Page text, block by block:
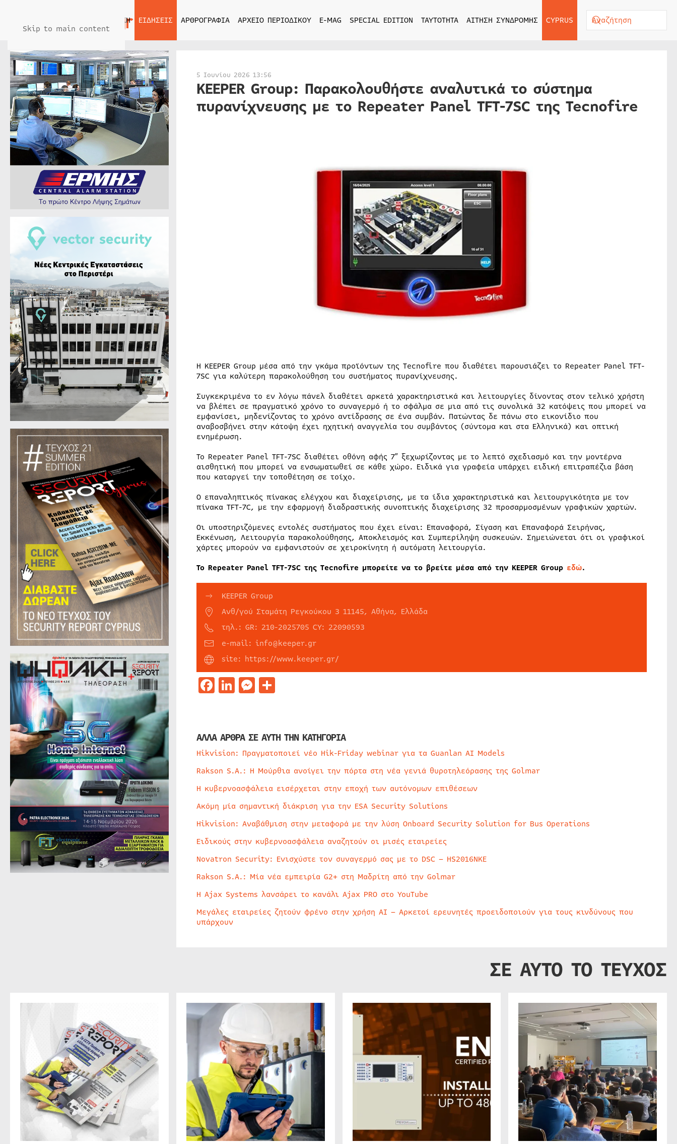
Skip to main content
ΑΡΧΙΚΗ ΕΙΔΗΣΕΙΣ ΑΡΘΡΟΓΡΑΦΙΑ ΑΡΧΕΙΟ ΠΕΡΙΟΔΙΚΟΥ E-MAG SPECIAL EDITION ΤΑΥΤΟΤΗΤΑ ΑΙΤΗΣΗ ΣΥΝΔΡΟΜΗΣ CYPRUS
5 Ιουνίου 2026 13:56
KEEPER Group: Παρακολουθήστε αναλυτικά το σύστημα
πυρανίχνευσης με το Repeater Panel TFT-7SC της Tecnofire
Η KEEPER Group μέσα από την γκάμα προϊόντων της Tecnofire που διαθέτει παρουσιάζει το Repeater Panel TFT-
7SC για καλύτερη παρακολούθηση του συστήματος πυρανίχνευσης.
Συγκεκριμένα το εν λόγω πάνελ διαθέτει αρκετά χαρακτηριστικά και λειτουργίες δίνοντας στον τελικό χρήστη
να βλέπει σε πραγματικό χρόνο το συναγερμό ή το σφάλμα σε μια από τις συνολικά 32 κατόψεις που μπορεί να
εμφανίσει, μηδενίζοντας το χρόνο αντίδρασης σε ένα συμβάν. Πατώντας δε πάνω στο εικονίδιο που
αναβοσβήνει στην κάτοψη έχει ηχητική αναγγελία του συμβάντος (σύντομα και στα Ελληνικά) και οπτική
ενημέρωση.
Το Repeater Panel TFT-7SC διαθέτει οθόνη αφής 7″ ξεχωρίζοντας με το λεπτό σχεδιασμό και την μοντέρνα
αισθητική που μπορεί να ενσωματωθεί σε κάθε χώρο. Ειδικά για γραφεία υπάρχει ειδική επιτραπέζια βάση
που καταργεί την τοποθέτηση σε τοίχο.
Ο επαναληπτικός πίνακας ελέγχου και διαχείρισης, με τα ίδια χαρακτηριστικά και λειτουργικότητα με τον
πίνακα TFT-7C, με την εφαρμογή διαδραστικής συνοπτικής διαχείρισης 32 προσαρμοσμένων γραφικών χαρτών.
Οι υποστηριζόμενες εντολές συστήματος που έχει είναι: Επαναφορά, Σίγαση και Επαναφορά Σειρήνας,
Εκκένωση, Λειτουργία παρακολούθησης, Αποκλεισμός και Συμπερίληψη συσκευών. Σημειώνεται ότι οι γραφικοί
χάρτες μπορούν να εμφανιστούν σε χειροκίνητη ή αυτόματη λειτουργία.
Το Repeater Panel TFT-7SC της Tecnofire μπορείτε να το βρείτε μέσα από την KEEPER Group εδώ.
KEEPER Group
Ανθ/γού Σταμάτη Ρεγκούκου 3 11145, Αθήνα, Ελλάδα
τηλ.: GR: 210-2025705 CY: 22090593
e-mail: info@keeper.gr
site: https://www.keeper.gr/
Facebook
LinkedIn
Messenger
Μοιραστείτε
ΑΛΛΑ ΑΡΘΡΑ ΣΕ ΑΥΤΗ ΤΗΝ ΚΑΤΗΓΟΡΙΑ
Hikvision: Πραγματοποιεί νέο Hik-Friday webinar για τα Guanlan AI Models
Rakson S.A.: Η Μούρθια ανοίγει την πόρτα στη νέα γενιά θυροτηλεόρασης της Golmar
Η κυβερνοασφάλεια εισέρχεται στην εποχή των αυτόνομων επιθέσεων
Ακόμη μία σημαντική διάκριση για την ESA Security Solutions
Hikvision: Αναβάθμιση στην μεταφορά με την λύση Onboard Security Solution for Bus Operations
Ειδικούς στην κυβερνοασφάλεια αναζητούν οι μισές εταιρείες
Novatron Security: Ενισχύστε τον συναγερμό σας με το DSC – HS2016NKE
Rakson S.A.: Μία νέα εμπειρία G2+ στη Μαδρίτη από την Golmar
Η Ajax Systems λανσάρει το κανάλι Ajax PRO στο YouTube
Μεγάλες εταιρείες ζητούν φρένο στην χρήση AI – Αρκετοί ερευνητές προειδοποιούν για τους κινδύνους που
υπάρχουν
ΣΕ ΑΥΤΟ ΤΟ ΤΕΥΧΟΣ